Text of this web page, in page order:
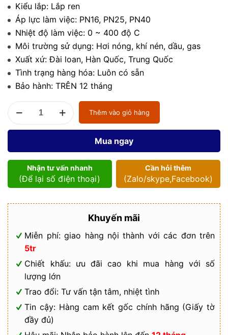
Kiểu lắp: Lắp ren
Áp lực làm việc: PN16, PN25, PN40
Nhiệt độ làm việc: 0 ~ 400 độ C
Môi trường sử dụng: Hơi nóng, khí nén, dầu, gas
Xuất xứ: Đài loan, Hàn Quốc, Trung Quốc
Tình trạng hàng hóa: Luôn có sẵn
Bảo hành: TRÊN 12 tháng
cầu
số
Thêm vào giỏ hàng
Mua ngay
Nhận tư vấn nhanh
(Để lại số điện thoại)
Cần hỏi thêm
(Zalo/skype,Facebook)
Khuyến mãi
Miễn phí: giao hàng nội thành với các đơn trên
5tr
Chiết khấu: ưu đãi cao khi mua hàng với số
lượng lớn
Trao đổi: Tư vấn tận tâm, nhiệt tình
Tin cậy: Hàng cam kết gốc chính hãng (Giấy tờ
đầy đủ)